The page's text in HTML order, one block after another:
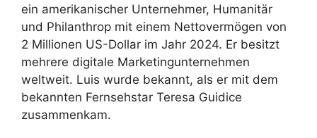
ein amerikanischer Unternehmer, Humanitär
und Philanthrop mit einem Nettovermögen von
2 Millionen US-Dollar im Jahr 2024. Er besitzt
mehrere digitale Marketingunternehmen
weltweit. Luis wurde bekannt, als er mit dem
bekannten Fernsehstar Teresa Guidice
zusammenkam.